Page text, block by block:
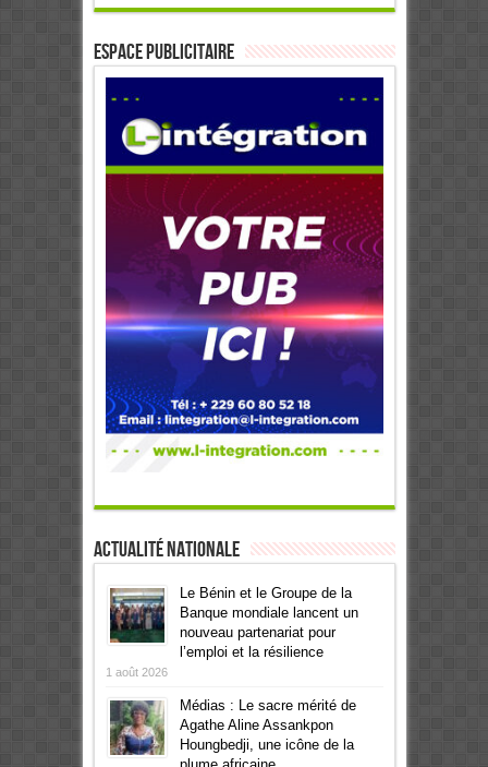
ESPACE PUBLICITAIRE
Actualité Nationale
Le Bénin et le Groupe de la
Banque mondiale lancent un
nouveau partenariat pour
l’emploi et la résilience
1 août 2026
Médias : Le sacre mérité de
Agathe Aline Assankpon
Houngbedji, une icône de la